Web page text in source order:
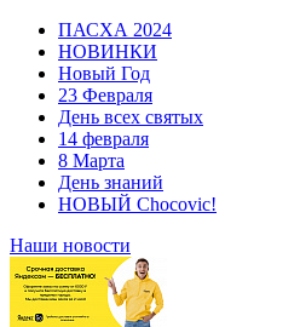
ПАСХА 2024
НОВИНКИ
Новый Год
23 Февраля
День всех святых
14 февраля
8 Марта
День знаний
НОВЫЙ Chocovic!
Наши новости